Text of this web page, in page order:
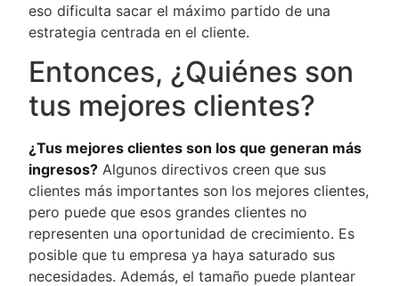
eso dificulta sacar el máximo partido de una
estrategia centrada en el cliente.
Entonces, ¿Quiénes son
tus mejores clientes?
¿Tus mejores clientes son los que generan más
ingresos? Algunos directivos creen que sus
clientes más importantes son los mejores clientes,
pero puede que esos grandes clientes no
representen una oportunidad de crecimiento. Es
posible que tu empresa ya haya saturado sus
necesidades. Además, el tamaño puede plantear